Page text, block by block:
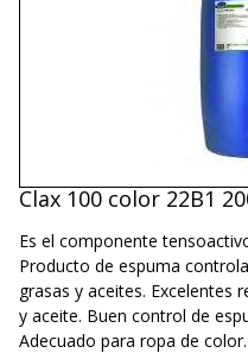
Clax 100 color 22B1
Es el componente
Producto de espuma
grasas y aceites. Excelentes
y aceite. Buen control de
Adecuado para ropa de color.